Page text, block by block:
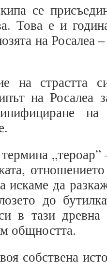
се
Това е и
на
на страстта
на Росалеа
искаме да
до
в тази древна
общността.
собствена